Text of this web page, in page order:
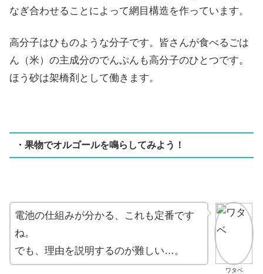
なぎ合わせることによって網目構造を作っています。
高分子はひものような分子です。皆さんが食べるごは
ん（米）の主成分のでんぷんも高分子のひとつです。
ほう砂は架橋剤として働きます。
・果物でオルゴールを鳴らしてみよう！
ワタベ
電池の仕組みが分かる、これも定番です
ね。
でも、理由を説明するのが難しい…。